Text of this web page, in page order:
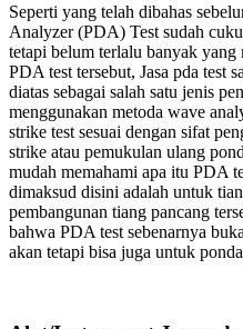
Seperti yang telah dibahas
Analyzer (PDA) Test sudah
tetapi belum terlalu banyak yang
PDA test tersebut, Jasa pda test
diatas sebagai salah satu jenis
menggunakan metoda wave
strike test sesuai dengan sifat
strike atau pemukulan ulang
mudah memahami apa itu PDA
dimaksud disini adalah untuk
pembangunan tiang pancang
bahwa PDA test sebenarnya
akan tetapi bisa juga untuk